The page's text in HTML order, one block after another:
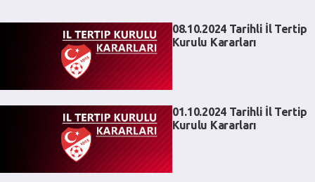
08.10.2024 Tarihli İl Tertip
Kurulu Kararları
01.10.2024 Tarihli İl Tertip
Kurulu Kararları